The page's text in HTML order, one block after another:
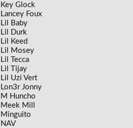
Key Glock
Lancey Foux
Lil Baby
Lil Durk
Lil Keed
Lil Mosey
Lil Tecca
Lil Tijay
Lil Uzi Vert
Lon3r Jonny
M Huncho
Meek Mill
Minguito
NAV